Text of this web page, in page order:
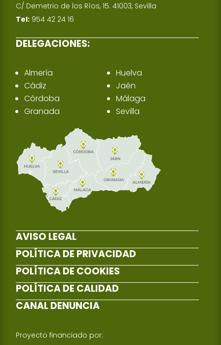
C/ Demetrio de los Ríos, 15. 41003, Sevilla
Tel: 954 42 24 16
DELEGACIONES:
Almería
Cádiz
Córdoba
Granada
Huelva
Jaén
Málaga
Sevilla
AVISO LEGAL
POLÍTICA DE PRIVACIDAD
POLÍTICA DE COOKIES
POLÍTICA DE CALIDAD
CANAL DENUNCIA
Proyecto financiado por: